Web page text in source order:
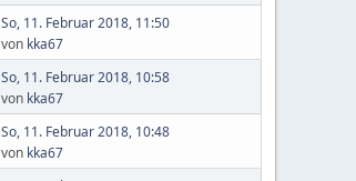
So, 11. Februar 2018, 11:50
von kka67
So, 11. Februar 2018, 10:58
von kka67
So, 11. Februar 2018, 10:48
von kka67